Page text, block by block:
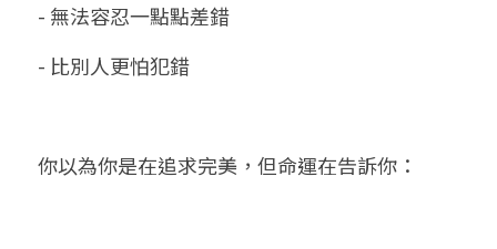
- 無法容忍一點點差錯
- 比別人更怕犯錯
你以為你是在追求完美，但命運在告訴你：